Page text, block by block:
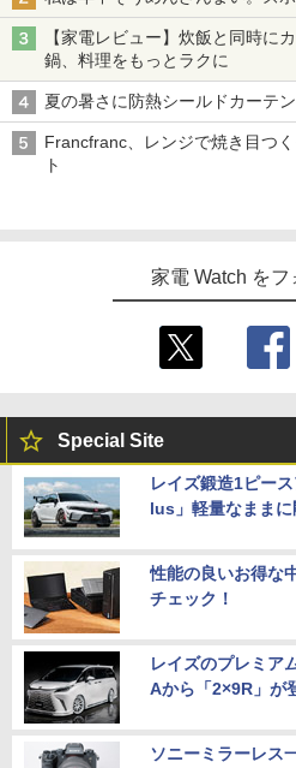
【家電レビュー】炊飯と同時に
鍋、料理をもっとラクに
夏の暑さに防熱シールドカーテ
Francfranc、レンジで焼き目つ
ト
家電 Watch をフ
Special Site
レイズ鍛造1ピー
lus」軽量なままに
性能の良いお得な
チェック！
レイズのプレミア
Aから「2×9R」が
ソニーミラーレス